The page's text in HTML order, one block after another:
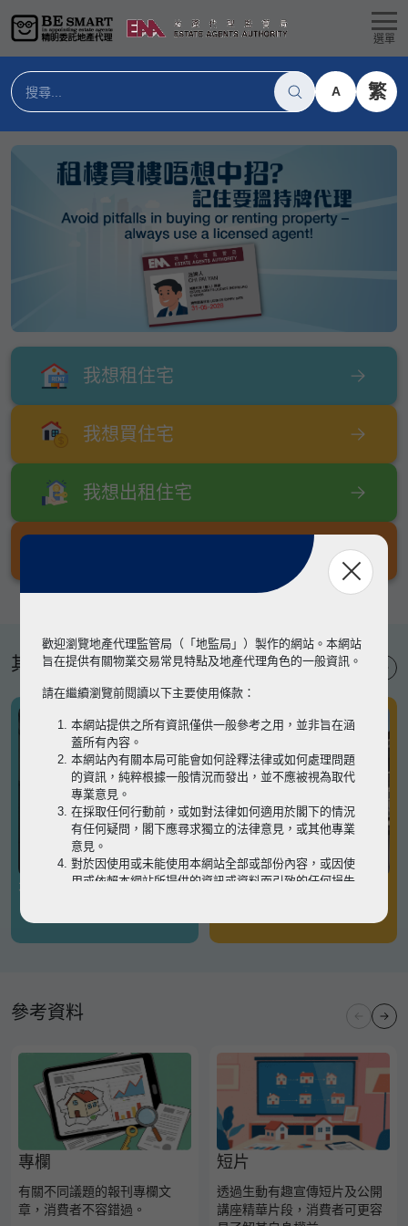
選單
A 繁
我想租住宅
我想買住宅
我想出租住宅
其他專題
有關凶宅
參考資料
專欄
有關不同議題的報刊專欄文
章，消費者不容錯過。
短片
透過生動有趣宣傳短片及公開
講座精華片段，消費者可更容
歡迎瀏覽地產代理監管局（「地監局」）製作的網站。本網站
旨在提供有關物業交易常見特點及地產代理角色的一般資訊。
請在繼續瀏覽前閱讀以下主要使用條款：
本網站提供之所有資訊僅供一般參考之用，並非旨在涵
蓋所有內容。
本網站內有關本局可能會如何詮釋法律或如何處理問題
的資訊，純粹根據一般情況而發出，並不應被視為取代
專業意見。
在採取任何行動前，或如對法律如何適用於閣下的情況
有任何疑問，閣下應尋求獨立的法律意見，或其他專業
意見。
對於因使用或未能使用本網站全部或部份內容，或因使
用或依賴本網站所提供的資訊或資料而引致的任何損失
瀏覽以細閱本網站使用條款的完整版本。如有任